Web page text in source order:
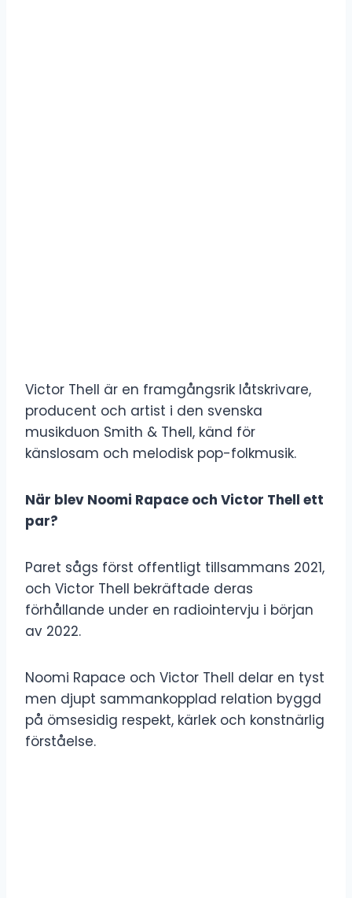
Victor Thell är en framgångsrik låtskrivare,
producent och artist i den svenska
musikduon Smith & Thell, känd för
känslosam och melodisk pop-folkmusik.
När blev Noomi Rapace och Victor Thell ett
par?
Paret sågs först offentligt tillsammans 2021,
och Victor Thell bekräftade deras
förhållande under en radiointervju i början
av 2022.
Noomi Rapace och Victor Thell delar en tyst
men djupt sammankopplad relation byggd
på ömsesidig respekt, kärlek och konstnärlig
förståelse.